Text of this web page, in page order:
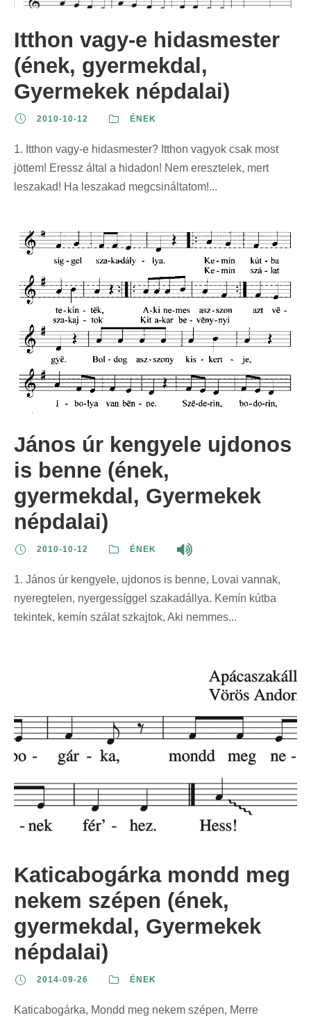
Itthon vagy-e hidasmester
(ének, gyermekdal,
Gyermekek népdalai)
2010-10-12 ÉNEK
1. Itthon vagy-e hidasmester? Itthon vagyok csak most
jöttem! Eressz által a hidadon! Nem eresztelek, mert
leszakad! Ha leszakad megcsináltatom!...
János úr kengyele ujdonos
is benne (ének,
gyermekdal, Gyermekek
népdalai)
2010-10-12 ÉNEK
1. János úr kengyele, ujdonos is benne, Lovai vannak,
nyeregtelen, nyergessíggel szakadállya. Kemín kútba
tekintek, kemín szálat szkajtok, Aki nemmes...
Katicabogárka mondd meg
nekem szépen (ének,
gyermekdal, Gyermekek
népdalai)
2014-09-26 ÉNEK
Katicabogárka, Mondd meg nekem szépen, Merre